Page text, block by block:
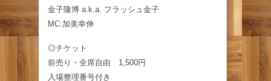
金子隆博 a.k.a. フラッシュ金子
MC:加美幸伸
◎チケット
前売り・全席自由 1,500円
入場整理番号付き